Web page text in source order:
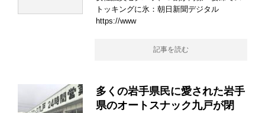
トッキングに氷：朝日新聞デジタル
https://www
記事を読む
多くの岩手県民に愛された岩手
県のオートスナック九戸が閉